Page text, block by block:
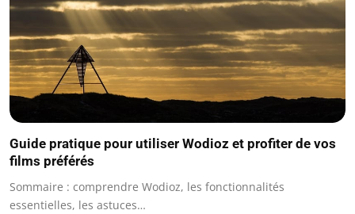
Guide pratique pour utiliser Wodioz et profiter de vos
films préférés
Sommaire : comprendre Wodioz, les fonctionnalités
essentielles, les astuces…